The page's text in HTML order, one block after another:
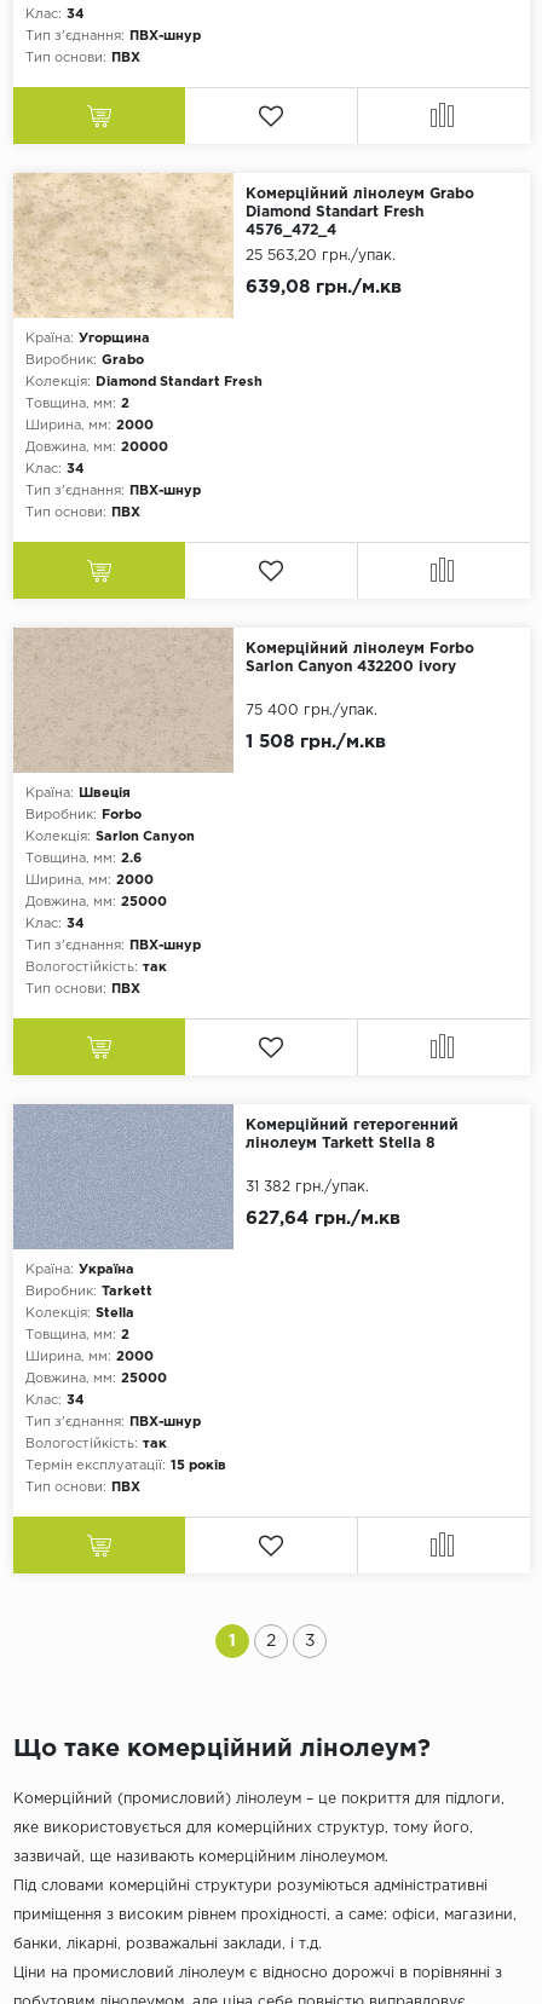
Клас: 34
Тип з'єднання:
ПВХ-шнур
Тип основи:
ПВХ
Комерційний лінолеум Grabo
Diamond Standart Fresh
4576_472_4
Країна: Угорщина
Виробник: Grabo
Колекція:
Diamond Standart Fresh
Товщина, мм: 2
Ширина, мм: 2000
Довжина, мм: 20000
Клас: 34
Тип з'єднання:
ПВХ-шнур
Тип основи:
ПВХ
639,08 грн./м.кв
25 563,20 грн./упак.
Комерційний лінолеум Forbo
Sarlon Canyon 432200 ivory
Країна:
Швеція
Виробник:
Forbo
Колекція: Sarlon Canyon
Товщина, мм: 2.6
Ширина, мм: 2000
Довжина, мм: 25000
Клас: 34
Тип з'єднання:
ПВХ-шнур
Вологостійкість: так
Тип основи:
ПВХ
1 508 грн./м.кв
75 400 грн./упак.
Комерційний гетерогенний
лінолеум Tarkett Stella 8
Країна: Україна
Виробник: Tarkett
Колекція: Stella
Товщина, мм: 2
Ширина, мм: 2000
Довжина, мм: 25000
Клас: 34
Тип з'єднання:
ПВХ-шнур
Вологостійкість: так
Термін експлуатації: 15 років
Тип основи:
ПВХ
627,64 грн./м.кв
31 382 грн./упак.
1 2 3
Що таке комерційний лінолеум?
Комерційний (промисловий) лінолеум – це покриття для підлоги,
яке використовується для комерційних структур, тому його,
зазвичай, ще називають комерційним лінолеумом.
Під словами комерційні структури розуміються адміністративні
приміщення з високим рівнем прохідності, а саме: офіси, магазини,
банки, лікарні, розважальні заклади, і т.д.
Ціни на промисловий лінолеум є відносно дорожчі в порівнянні з